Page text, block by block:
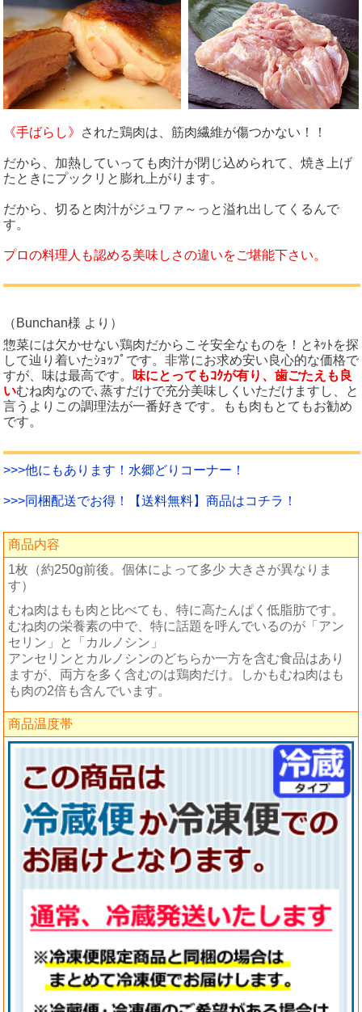
《手ばらし》 された鶏肉は、筋肉繊維が傷つかない！！
だから、加熱していっても肉汁が閉じ込められて、焼き上げ
たときにプックリと膨れ上がります。
だから、切ると肉汁がジュワァ～っと溢れ出してくるんで
す。
プロの料理人も認める美味しさの違いをご堪能下さい。
（Bunchan様 より）
惣菜には欠かせない鶏肉だからこそ安全なものを！とﾈｯﾄを探
して辿り着いたｼｮｯﾌﾟです。非常にお求め安い良心的な価格で
すが、味は最高です。
味にとってもｺｸが有り、歯ごたえも良
いむね肉なので､蒸すだけで充分美味しくいただけますし、と
言うよりこの調理法が一番好きです。もも肉もとてもお勧め
です。
>>>他にもあります！水郷どりコーナー！
>>>同梱配送でお得！【送料無料】商品はコチラ！
商品内容
1枚（約250g前後。個体によって多少 大きさが異なりま
す）
むね肉はもも肉と比べても、特に高たんぱく低脂肪です。
むね肉の栄養素の中で、特に話題を呼んでいるのが「アン
セリン」と「カルノシン」
アンセリンとカルノシンのどちらか一方を含む食品はあり
ますが、両方を多く含むのは鶏肉だけ。しかもむね肉はも
も肉の2倍も含んでいます。
商品温度帯